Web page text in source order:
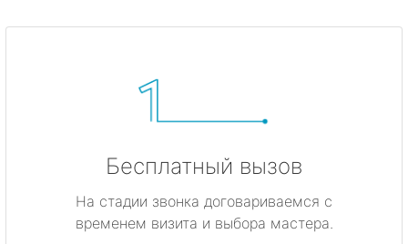
Бесплатный вызов
На стадии звонка договариваемся с
временем визита и выбора мастера.